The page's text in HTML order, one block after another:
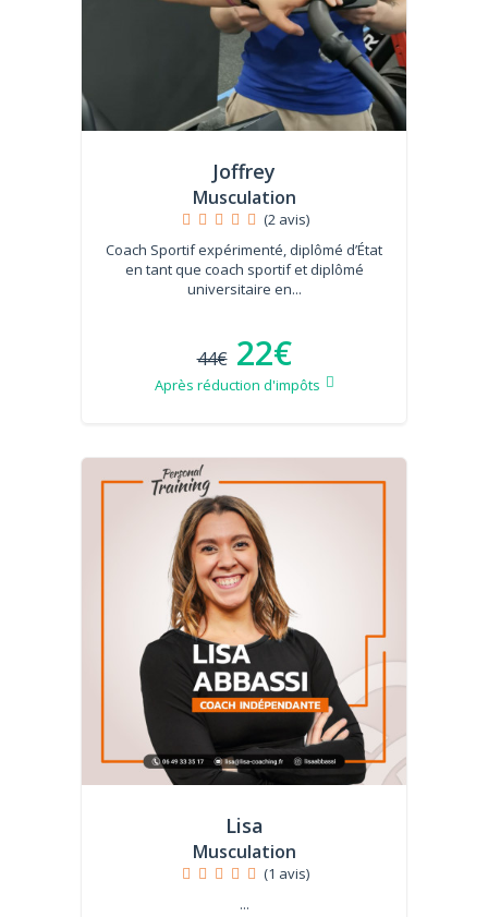
Joffrey
Musculation
(2 avis)
Coach Sportif expérimenté, diplômé d’État
en tant que coach sportif et diplômé
universitaire en...
44€ 22€
Après réduction d'impôts
Lisa
Musculation
(1 avis)
...